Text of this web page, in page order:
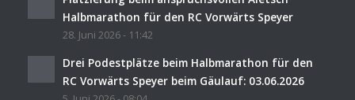
Halbmarathon für den RC Vorwärts Speyer
28. Juni 2026 - 11:42
Drei Podestplätze beim Halbmarathon für den
RC Vorwärts Speyer beim Gäulauf: 03.06.2026